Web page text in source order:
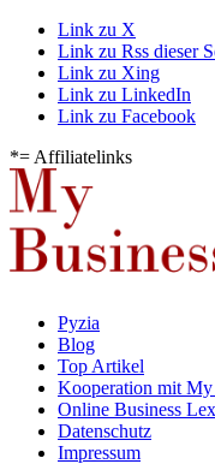
Link zu X
Link zu Rss dieser
Link zu Xing
Link zu LinkedIn
Link zu Facebook
*= Affiliatelinks
Pyzia
Blog
Top Artikel
Kooperation mit
Online Business
Datenschutz
Impressum